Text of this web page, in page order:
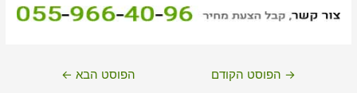
ניווט→ הפוסט הקודם הפוסט הבא ←